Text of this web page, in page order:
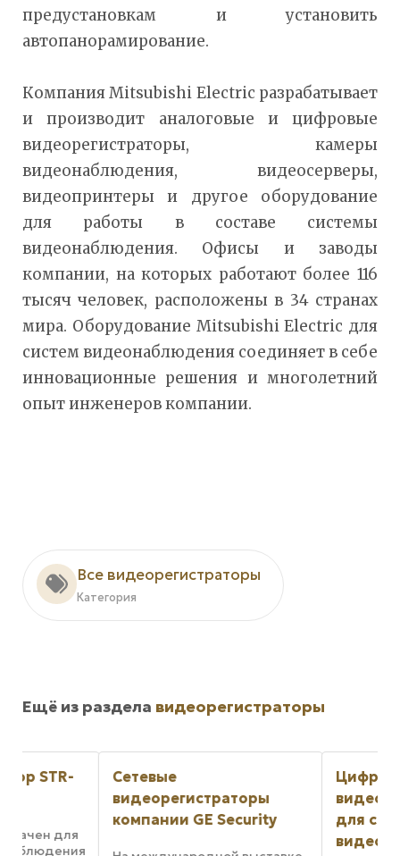
предустановкам и установить
автопанорамирование.
Компания Mitsubishi Electric разрабатывает
и производит аналоговые и цифровые
видеорегистраторы, камеры
видеонаблюдения, видеосерверы,
видеопринтеры и другое оборудование
для работы в составе системы
видеонаблюдения. Офисы и заводы
компании, на которых работают более 116
тысяч человек, расположены в 34 странах
мира. Оборудование Mitsubishi Electric для
систем видеонаблюдения соединяет в себе
инновационные решения и многолетний
опыт инженеров компании.
Все видеорегистраторы
Категория
Ещё из раздела видеорегистраторы
Сетевые
видеорегистраторы
компании GE Security
Цифровые
для систем